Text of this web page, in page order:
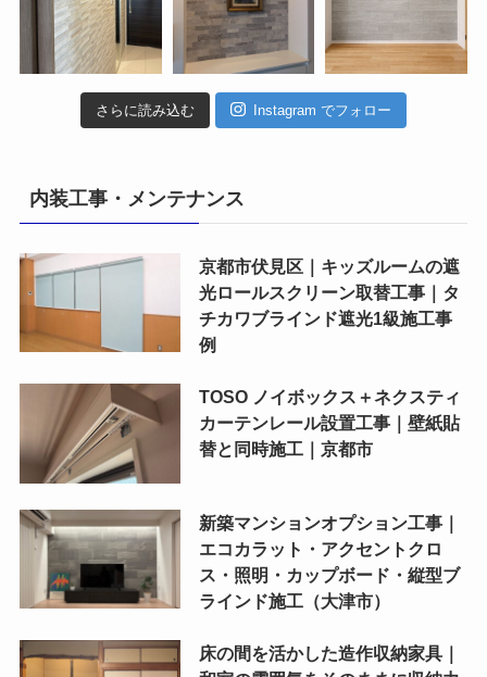
さらに読み込む Instagram でフォロー
内装工事・メンテナンス
京都市伏見区｜キッズルームの遮
光ロールスクリーン取替工事｜タ
チカワブラインド遮光1級施工事
例
TOSO ノイボックス＋ネクスティ
カーテンレール設置工事｜壁紙貼
替と同時施工｜京都市
新築マンションオプション工事｜
エコカラット・アクセントクロ
ス・照明・カップボード・縦型ブ
ラインド施工（大津市）
床の間を活かした造作収納家具｜